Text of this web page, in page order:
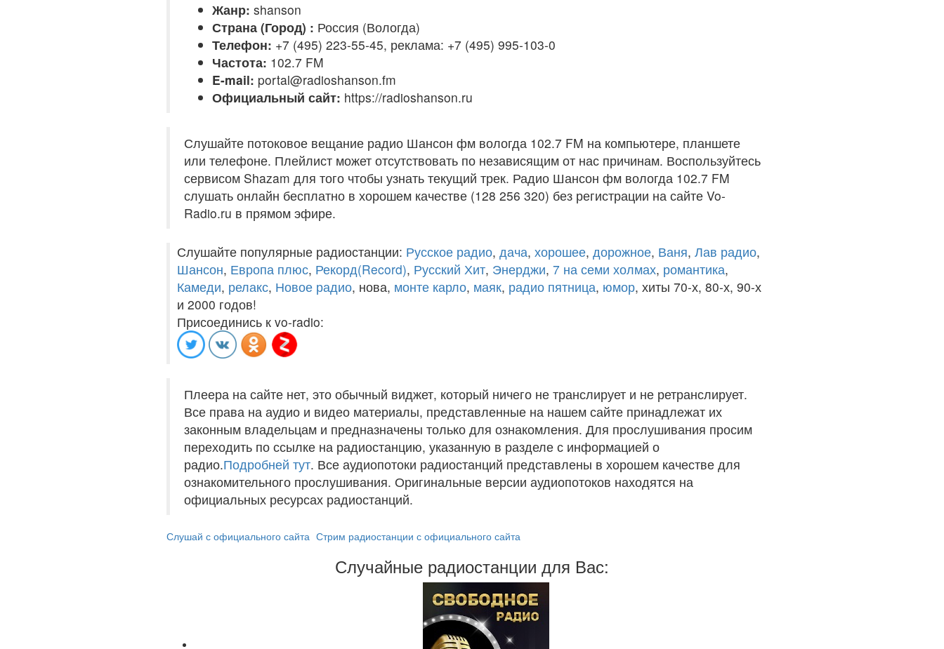
Жанр: shanson
Страна (Город) : Россия (Вологда)
Телефон: +7 (495) 223-55-45, реклама: +7 (495) 995-103-0
Частота: 102.7 FM
E-mail: portal@radioshanson.fm
Официальный сайт: https://radioshanson.ru
Слушайте потоковое вещание радио Шансон фм вологда 102.7 FM на компьютере, планшете
или телефоне. Плейлист может отсутствовать по независящим от нас причинам. Воспользуйтесь
сервисом Shazam для того чтобы узнать текущий трек. Радио Шансон фм вологда 102.7 FM
слушать онлайн бесплатно в хорошем качестве (128 256 320) без регистрации на сайте Vo-
Radio.ru в прямом эфире.
Слушайте популярные радиостанции: Русское радио, дача, хорошее, дорожное, Ваня, Лав радио,
Шансон, Европа плюс, Рекорд(Record), Русский Хит, Энерджи, 7 на семи холмах, романтика,
Камеди, релакс, Новое радио, нова, монте карло, маяк, радио пятница, юмор, хиты 70-х, 80-х, 90-х
и 2000 годов!
Присоединись к vo-radio:
Плеера на сайте нет, это обычный виджет, который ничего не транслирует и не ретранслирует.
Все права на аудио и видео материалы, представленные на нашем сайте принадлежат их
законным владельцам и предназначены только для ознакомления. Для прослушивания просим
переходить по ссылке на радиостанцию, указанную в разделе с информацией о
радио.Подробней тут. Все аудиопотоки радиостанций представлены в хорошем качестве для
ознакомительного прослушивания. Оригинальные версии аудиопотоков находятся на
официальных ресурсах радиостанций.
Слушай с официального сайта Стрим радиостанции с официального сайта
Случайные радиостанции для Вас: